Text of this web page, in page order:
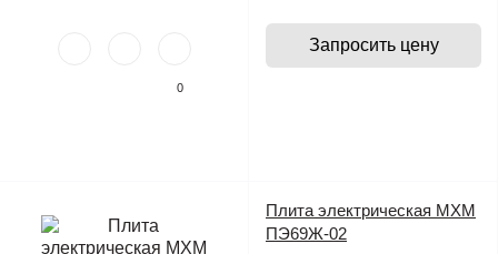
0
Запросить цену
Плита электрическая МХМ
ПЭ69Ж-02